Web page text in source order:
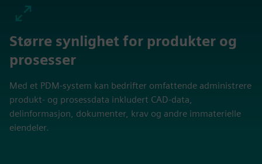
Større synlighet for produkter og
prosesser
Med et PDM-system kan bedrifter omfattende administrere
produkt- og prosessdata inkludert CAD-data,
delinformasjon, dokumenter, krav og andre immaterielle
eiendeler.